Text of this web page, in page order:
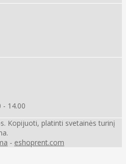
- 14.00
Kopijuoti, platinti svetainės turinį
- eshoprent.com